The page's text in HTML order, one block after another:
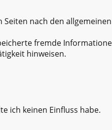
nach den
fremde
hinweisen.
ich keinen Einfluss habe.